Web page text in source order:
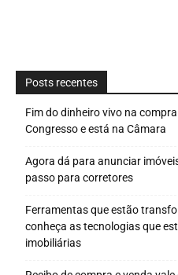
Posts recentes
Fim do dinheiro vivo na
Congresso e está na Câmara
Agora dá para anunciar
passo para corretores
Ferramentas que estão
conheça as tecnologias que
imobiliárias